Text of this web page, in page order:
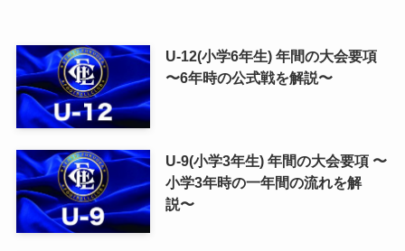
U-12(小学6年生) 年間の大会要項
〜6年時の公式戦を解説〜
U-9(小学3年生) 年間の大会要項 〜
小学3年時の一年間の流れを解
説〜